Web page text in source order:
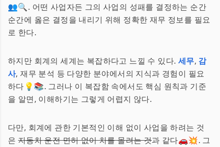
👥🔍. 어떤 사업자든 그의 사업의 성패를 결정하는 순간
순간에 옳은 결정을 내리기 위해 정확한 재무 정보를 필요
로 한다.
하지만 회계의 세계는 복잡하다고 느낄 수 있다. 세무, 감
사, 재무 분석 등 다양한 분야에서의 지식과 경험이 필요
하다💡📚. 그러나 이 복잡함 속에서도 핵심 원칙과 기준
을 알면, 이해하기는 그렇게 어렵지 않다.
다만, 회계에 관한 기본적인 이해 없이 사업을 하려는 것
은자동차 운전 면허 없이 차를 몰려는 것과 같다🚗💥. 그